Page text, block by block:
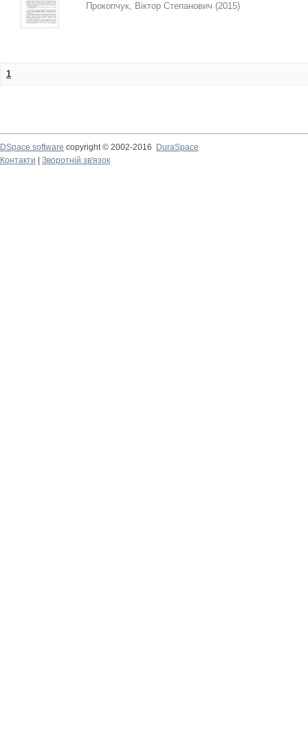
Прокопчук, Віктор Степанович (2015)
1
DSpace software copyright © 2002-2016
DuraSpace
Контакти
Зворотній зв'язок